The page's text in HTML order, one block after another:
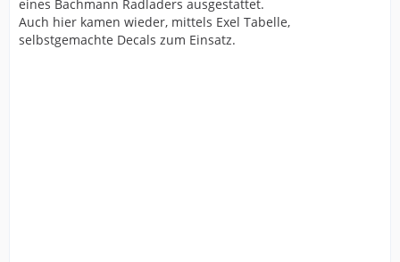
eines Bachmann Radladers ausgestattet.
Auch hier kamen wieder, mittels Exel Tabelle,
selbstgemachte Decals zum Einsatz.